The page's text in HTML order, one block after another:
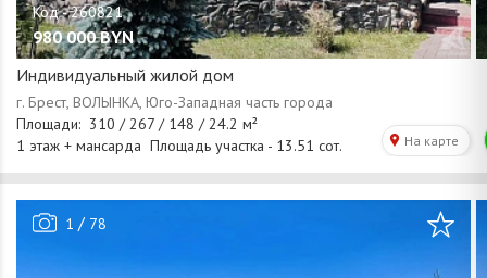
980 000 BYN
Индивидуальный жилой дом
1 / 78